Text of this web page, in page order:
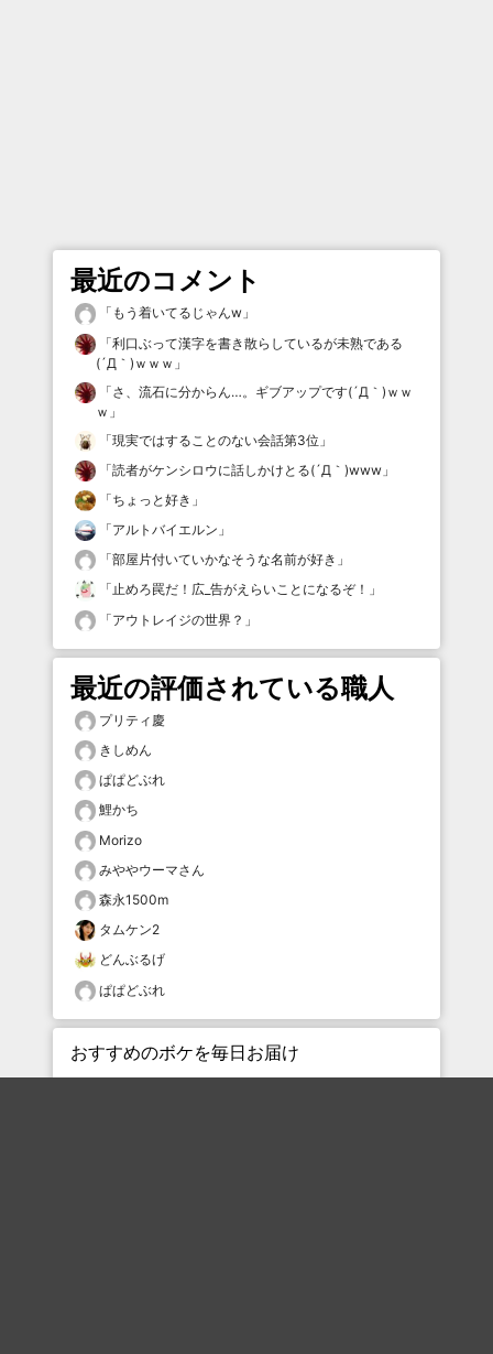
最近のコメント
「 もう着いてるじゃんw 」
「利口ぶって漢字を書き散らしているが未熟である
(´Д｀)ｗｗｗ 」
「さ、流石に分からん…。ギブアップです(´Д｀)ｗｗ
ｗ 」
「現実ではすることのない会話第3位 」
「読者がケンシロウに話しかけとる(´Д｀)www 」
「ちょっと好き 」
「アルトバイエルン 」
「部屋片付いていかなそうな名前が好き 」
「止めろ罠だ！広_告がえらいことになるぞ！ 」
「アウトレイジの世界？ 」
最近の評価されている職人
プリティ慶
きしめん
ぱぱどぶれ
鯉かち
Morizo
みややウーマさん
森永1500m
タムケン2
どんぶるげ
ぱぱどぶれ
おすすめのボケを毎日お届け